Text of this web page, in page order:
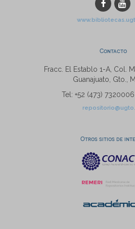
Contacto
Fracc. El Establo 1-A, Col.
Guanajuato, Gto.,
Tel: +52 (473)
Otros sitios de